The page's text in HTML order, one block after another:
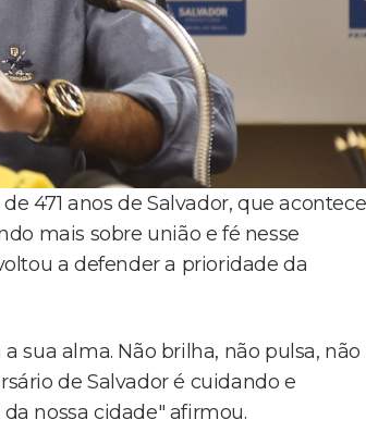
471 anos de Salvador, que acontece
mais sobre união e fé nesse
a defender a prioridade da
sua alma. Não brilha, não pulsa, não
de Salvador é cuidando e
nossa cidade" afirmou.